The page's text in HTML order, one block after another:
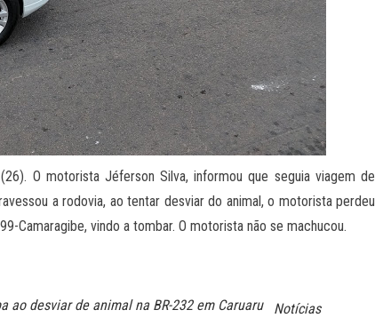
O motorista Jéferson Silva, informou que seguia viagem de
a rodovia, ao tentar desviar do animal, o motorista perdeu
Camaragibe, vindo a tombar. O motorista não se machucou.
ao desviar de animal na BR-232 em Caruaru Notícias